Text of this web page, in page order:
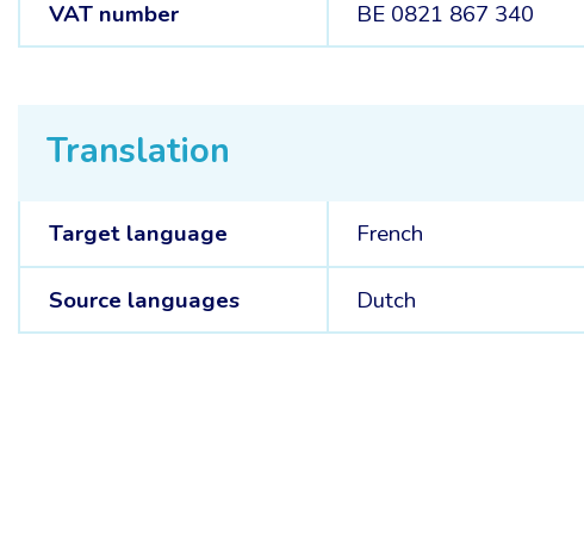
VAT number BE 0821 867 340
Translation
Target language French
Source languages Dutch